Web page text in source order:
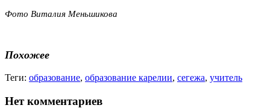
Фото Виталия Меньшикова
Похожее
Теги: образование, образование карелии, сегежа, учитель
Нет комментариев